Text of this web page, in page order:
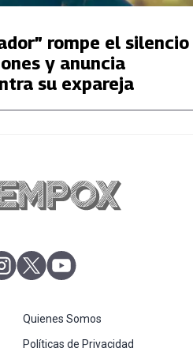
rompe el silencio
y anuncia
su expareja
en nueva pestaña
abre en nueva pestaña
abre en nueva pestaña
pestaña
pestaña
Quienes Somos
Políticas de Privacidad